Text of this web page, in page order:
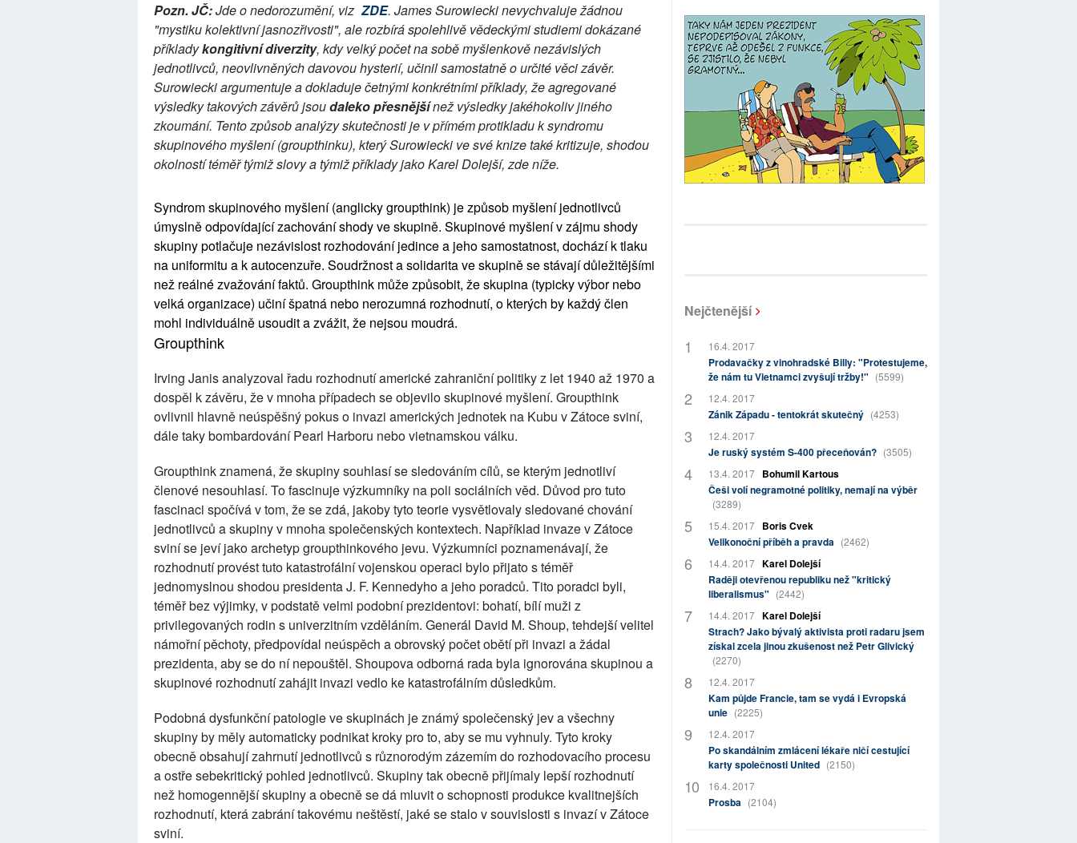
Pozn. JČ:Jde o nedorozumění, viz ZDE. James Surowiecki nevychvaluje žádnou
"mystiku kolektivní jasnozřivosti", ale rozbírá spolehlivě vědeckými studiemi dokázané
příkladykongitivní diverzity, kdy velký počet na sobě myšlenkově nezávislých
jednotlivců, neovlivněných davovou hysterií, učinil samostatně o určité věci závěr.
Surowiecki argumentuje a dokladuje četnými konkrétními příklady, že agregované
výsledky takových závěrů jsoudaleko přesnějšínež výsledky jakéhokoliv jiného
zkoumání. Tento způsob analýzy skutečnosti je v přímém protikladu k syndromu
skupinového myšlení (groupthinku), který Surowiecki ve své knize také kritizuje, shodou
okolností téměř týmiž slovy a týmiž příklady jako Karel Dolejší, zde níže.
Syndrom skupinového myšlení (anglicky groupthink) je způsob myšlení jednotlivců
úmyslně odpovídající zachování shody ve skupině. Skupinové myšlení v zájmu shody
skupiny potlačuje nezávislost rozhodování jedince a jeho samostatnost, dochází k tlaku
na uniformitu a k autocenzuře. Soudržnost a solidarita ve skupině se stávají důležitějšími
než reálné zvažování faktů. Groupthink může způsobit, že skupina (typicky výbor nebo
velká organizace) učiní špatná nebo nerozumná rozhodnutí, o kterých by každý člen
mohl individuálně usoudit a zvážit, že nejsou moudrá.
Groupthink
Irving Janis analyzoval řadu rozhodnutí americké zahraniční politiky z let 1940 až 1970 a
dospěl k závěru, že v mnoha případech se objevilo skupinové myšlení. Groupthink
ovlivnil hlavně neúspěšný pokus o invazi amerických jednotek na Kubu v Zátoce sviní,
dále taky bombardování Pearl Harboru nebo vietnamskou válku.
Groupthink znamená, že skupiny souhlasí se sledováním cílů, se kterým jednotliví
členové nesouhlasí. To fascinuje výzkumníky na poli sociálních věd. Důvod pro tuto
fascinaci spočívá v tom, že se zdá, jakoby tyto teorie vysvětlovaly sledované chování
jednotlivců a skupiny v mnoha společenských kontextech. Například invaze v Zátoce
sviní se jeví jako archetyp groupthinkového jevu. Výzkumníci poznamenávají, že
rozhodnutí provést tuto katastrofální vojenskou operaci bylo přijato s téměř
jednomyslnou shodou presidenta J. F. Kennedyho a jeho poradců. Tito poradci byli,
téměř bez výjimky, v podstatě velmi podobní prezidentovi: bohatí, bílí muži z
privilegovaných rodin s univerzitním vzděláním. Generál David M. Shoup, tehdejší velitel
námořní pěchoty, předpovídal neúspěch a obrovský počet obětí při invazi a žádal
prezidenta, aby se do ní nepouštěl. Shoupova odborná rada byla ignorována skupinou a
skupinové rozhodnutí zahájit invazi vedlo ke katastrofálním důsledkům.
Podobná dysfunkční patologie ve skupinách je známý společenský jev a všechny
skupiny by měly automaticky podnikat kroky pro to, aby se mu vyhnuly. Tyto kroky
obecně obsahují zahrnutí jednotlivců s různorodým zázemím do rozhodovacího procesu
a ostře sebekritický pohled jednotlivců. Skupiny tak obecně přijímaly lepší rozhodnutí
než homogennější skupiny a obecně se dá mluvit o schopnosti produkce kvalitnejších
rozhodnutí, která zabrání takovému neštěstí, jaké se stalo v souvislosti s invazí v Zátoce
sviní.
Nejčtenější
16.4. 2017
Prodavačky z vinohradské Billy: "Protestujeme,
že nám tu Vietnamci zvyšují tržby!" (5599)
12.4. 2017
Zánik Západu - tentokrát skutečný (4253)
12.4. 2017
Je ruský systém S-400 přeceňován? (3505)
13.4. 2017
Bohumil Kartous
Češi volí negramotné politiky, nemají na výběr
(3289)
15.4. 2017
Boris Cvek
Velikonoční příběh a pravda (2462)
14.4. 2017 Karel Dolejší
Raději otevřenou republiku než "kritický
liberalismus" (2442)
14.4. 2017 Karel Dolejší
Strach? Jako bývalý aktivista proti radaru jsem
získal zcela jinou zkušenost než Petr Glivický
(2270)
12.4. 2017
Kam půjde Francie, tam se vydá i Evropská
unie (2225)
12.4. 2017
Po skandálním zmlácení lékaře ničí cestující
karty společnosti United (2150)
16.4. 2017
Prosba (2104)